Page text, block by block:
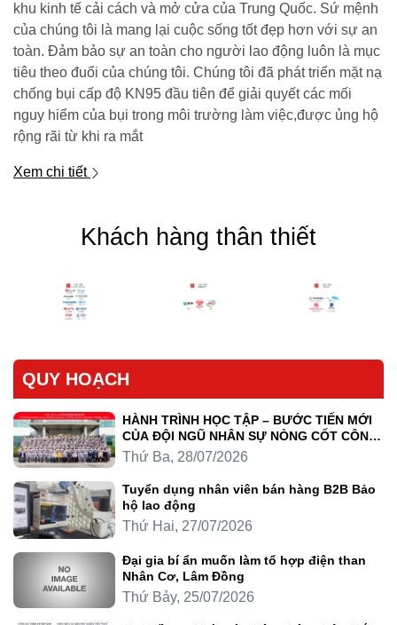
khu kinh tế cải cách và mở cửa của Trung Quốc. Sứ mệnh
của chúng tôi là mang lại cuộc sống tốt đẹp hơn với sự an
toàn. Đảm bảo sự an toàn cho người lao động luôn là mục
tiêu theo đuổi của chúng tôi. Chúng tôi đã phát triển mặt nạ
chống bụi cấp độ KN95 đầu tiên để giải quyết các mối
nguy hiểm của bụi trong môi trường làm việc,được ủng hộ
rộng rãi từ khi ra mắt
Xem chi tiết
Khách hàng thân thiết
QUY HOẠCH
HÀNH TRÌNH HỌC TẬP – BƯỚC TIẾN MỚI
CỦA ĐỘI NGŨ NHÂN SỰ NÒNG CỐT CÔNG
TY LUYỆN KIM TRẦN HỒNG QUÂN
Thứ Ba, 28/07/2026
Tuyển dụng nhân viên bán hàng B2B Bảo
hộ lao động
Thứ Hai, 27/07/2026
Đại gia bí ẩn muốn làm tổ hợp điện than
Nhân Cơ, Lâm Đồng
Thứ Bảy, 25/07/2026